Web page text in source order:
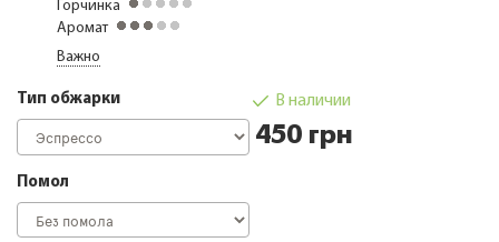
Кофе дегустационные наборы
Кофе фермерский
Кофе свежей обжарки
Кофе в зернах 1000 грамм
Черный чай
Тип обжарки
Помол
В наличии
450 грн
Горчинка
Аромат
Важно